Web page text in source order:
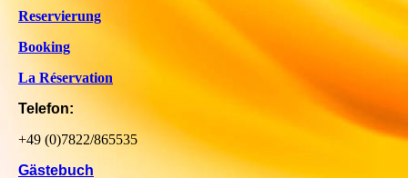
Reservierung
Booking
La Réservation
Telefon:
+49 (0)7822/865535
Gästebuch